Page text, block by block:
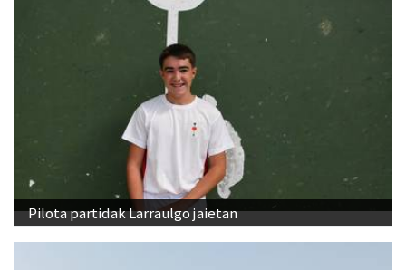
Pilota partidak Larraulgo jaietan